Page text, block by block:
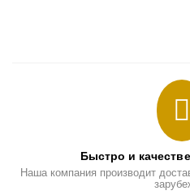
Быстро и
Наша компания производит